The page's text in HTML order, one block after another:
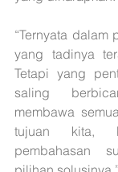
“Ternyata dalam
yang tadinya
Tetapi yang
saling
membawa
tujuan kita,
pembahasan